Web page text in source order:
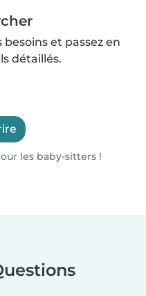
et passez en
détaillés.
les baby-sitters !